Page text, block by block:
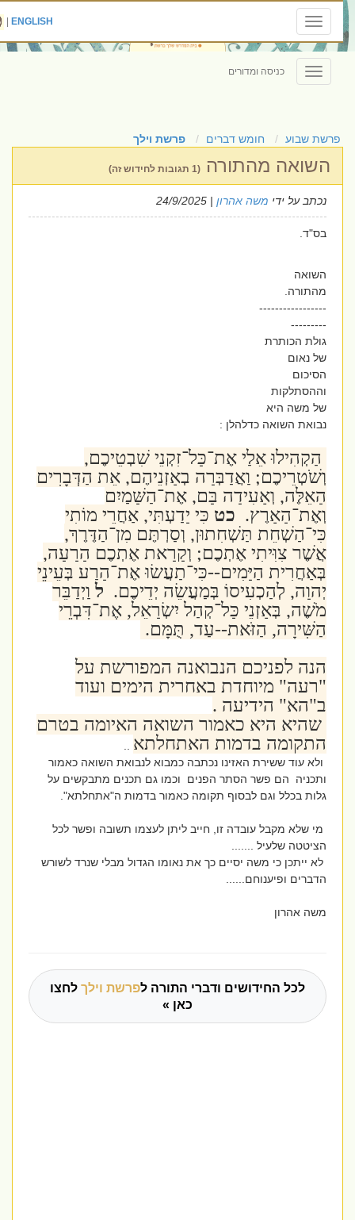
Toggle
navigation
ENGLISH
|
Toggle
navigation
כניסה ומדורים
פרשת שבוע חומש דברים פרשת וילך
השואה מהתורה
נכתב על ידימשה אהרון| 24/9/2025
בס"ד.
השואה
מהתורה.
-----------------
---------
גולת הכותרת
של נאום
הסיכום
וההסתלקות
של משה היא
נבואת השואה כדלהלן :
הַקְהִילוּ אֵלַי אֶת־כָּל־זִקְנֵי שִׁבְטֵיכֶם,
וְשֹׁטְרֵיכֶם; וַאֲדַבְּרָה בְאָזְנֵיהֶם, אֵת הַדְּבָרִים
הָאֵלֶּה, וְאָעִידָה בָּם, אֶת־הַשָּׁמַיִם
וְאֶת־הָאָרֶץ.כטכִּי יָדַעְתִּי, אַחֲרֵי מוֹתִי
כִּי־הַשְׁחֵת תַּשְׁחִתוּן, וְסַרְתֶּם מִן־הַדֶּרֶךְ,
אֲשֶׁר צִוִּיתִי אֶתְכֶם; וְקָרָאת אֶתְכֶם הָרָעָה,
בְּאַחֲרִית הַיָּמִים--כִּי־תַעֲשׂוּ אֶת־הָרַע בְּעֵינֵי
יְהוָה, לְהַכְעִיסוֹ בְּמַעֲשֵׂה יְדֵיכֶם.ל וַיְדַבֵּר
מֹשֶׁה, בְּאָזְנֵי כָּל־קְהַל יִשְׂרָאֵל, אֶת־דִּבְרֵי
הַשִּׁירָה, הַזֹּאת--עַד, תֻּמָּם.
הנה לפניכם הנבואנה המפורשת על
"רעה" מיוחדת באחרית הימים ועוד
ב"הא" הידיעה .
שהיא היא כאמור השואה האיומה בטרם
התקומה בדמות האתחלתא..
ולא עוד ששירת האזינו נכתבה כמבוא לנבואת השואה כאמור
ותכניה הם פשר הסתר הפנים וכמו גם תכנים מתבקשים על
גלות בכלל וגם לבסוף תקומה כאמור בדמות ה"אתחלתא".
מי שלא מקבל עובדה זו, חייב ליתן לעצמו תשובה ופשר לכל
הציטטה שלעיל .......
לא ייתכן כי משה יסיים כך את נאומו הגדול מבלי שנרד לשורש
הדברים ופיענוחם......
משה אהרון
לכל החידושים ודברי התורה לפרשת וילךלחצו
כאן »